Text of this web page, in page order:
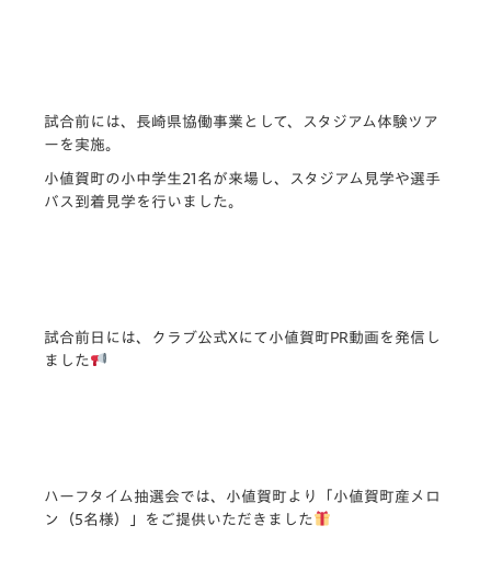
試合前には、長崎県協働事業として、スタジアム体験ツア
ーを実施。
小値賀町の小中学生21名が来場し、スタジアム見学や選手
バス到着見学を行いました。
試合前日には、クラブ公式Xにて小値賀町PR動画を発信し
ました
ハーフタイム抽選会では、小値賀町より「小値賀町産メロ
ン（5名様）」をご提供いただきました